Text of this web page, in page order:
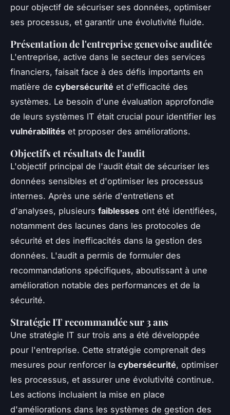
pour objectif de sécuriser ses données, optimiser
ses processus, et garantir une évolutivité fluide.
Présentation de l'entreprise genevoise auditée
L'entreprise, active dans le secteur des services
financiers, faisait face à des défis importants en
matière de cybersécurité et d'efficacité des
systèmes. Le besoin d'une évaluation approfondie
de leurs systèmes IT était crucial pour identifier les
vulnérabilités et proposer des améliorations.
Objectifs et résultats de l'audit
L'objectif principal de l'audit était de sécuriser les
données sensibles et d'optimiser les processus
internes. Après une série d'entretiens et
d'analyses, plusieurs faiblesses ont été identifiées,
notamment des lacunes dans les protocoles de
sécurité et des inefficacités dans la gestion des
données. L'audit a permis de formuler des
recommandations spécifiques, aboutissant à une
amélioration notable des performances et de la
sécurité.
Stratégie IT recommandée sur 3 ans
Une stratégie IT sur trois ans a été développée
pour l'entreprise. Cette stratégie comprenait des
mesures pour renforcer la cybersécurité, optimiser
les processus, et assurer une évolutivité continue.
Les actions incluaient la mise en place
d'améliorations dans les systèmes de gestion des